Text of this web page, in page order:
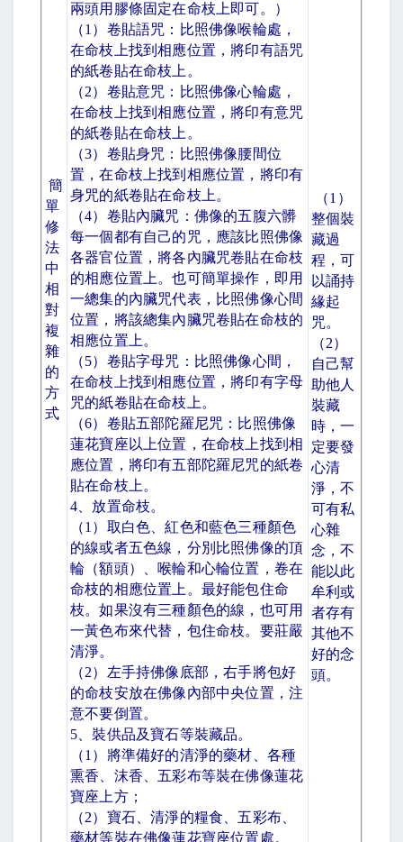
簡
單
修
法
中
相
對
複
雜
的
方
式
兩頭用膠條固定在命枝上即可。）
（1 ）卷貼語咒：比照佛像喉輪處，
在命枝上找到相應位置，將印有語咒
的紙卷貼在命枝上。
（2）卷貼意咒：比照佛像心輪處，
在命枝上找到相應位置，將印有意咒
的紙卷貼在命枝上。
（3）卷貼身咒：比照佛像腰間位
置，在命枝上找到相應位置，將印有
身咒的紙卷貼在命枝上。
（4）卷貼內臟咒：佛像的五腹六髒
每一個都有自己的咒，應該比照佛像
各器官位置，將各內臟咒卷貼在命枝
的相應位置上。也可簡單操作，即用
一總集的內臟咒代表，比照佛像心間
位置，將該總集內臟咒卷貼在命枝的
相應位置上。
（5）卷貼字母咒：比照佛像心間，
在命枝上找到相應位置，將印有字母
咒的紙卷貼在命枝上。
（6）卷貼五部陀羅尼咒：比照佛像
蓮花寶座以上位置，在命枝上找到相
應位置，將印有五部陀羅尼咒的紙卷
貼在命枝上。
4 、放置命枝。
（1 ）取白色、紅色和藍色三種顏色
的線或者五色線，分別比照佛像的頂
輪（額頭）、喉輪和心輪位置，卷在
命枝的相應位置上。最好能包住命
枝。如果沒有三種顏色的線，也可用
一黃色布來代替，包住命枝。要莊嚴
清淨。
（2）左手持佛像底部，右手將包好
的命枝安放在佛像內部中央位置，注
意不要倒置。
5 、裝供品及寶石等裝藏品。
（1 ）將準備好的清淨的藥材、各種
熏香、沫香、五彩布等裝在佛像蓮花
寶座上方；
（2）寶石、清淨的糧食、五彩布、
藥材等裝在佛像蓮花寶座位置處。
（1 ）
整個裝
藏過
程，可
以誦持
緣起
咒。
（2）
自己幫
助他人
裝藏
時，一
定要發
心清
淨，不
可有私
心雜
念，不
能以此
牟利或
者存有
其他不
好的念
頭。